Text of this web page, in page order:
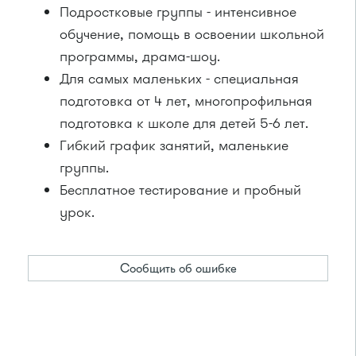
Подростковые группы - интенсивное
обучение, помощь в освоении школьной
программы, драма-шоу.
Для самых маленьких - специальная
подготовка от 4 лет, многопрофильная
подготовка к школе для детей 5-6 лет.
Гибкий график занятий, маленькие
группы.
Бесплатное тестирование и пробный
урок.
Сообщить об ошибке